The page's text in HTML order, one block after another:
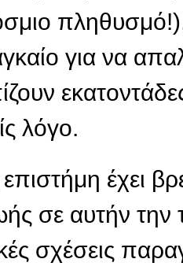
για να
λόγο.
έχει
σε αυτήν
σχέσεις